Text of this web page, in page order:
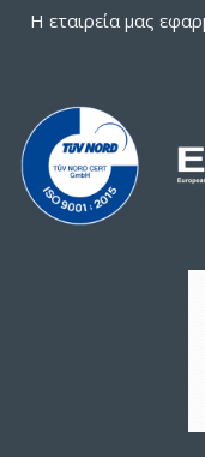
Η εταιρεία μας